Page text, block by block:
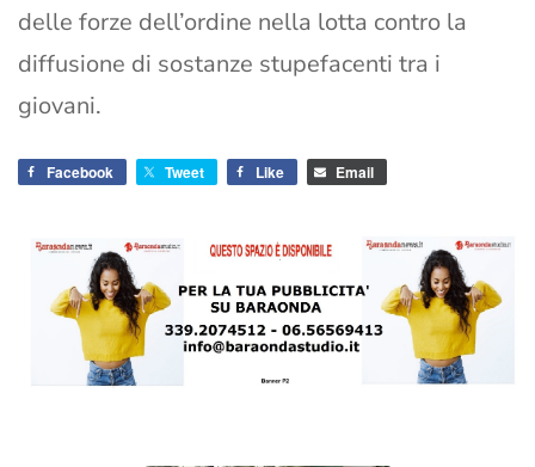
delle forze dell’ordine nella lotta contro la
diffusione di sostanze stupefacenti tra i
giovani.
Facebook Tweet Like Email